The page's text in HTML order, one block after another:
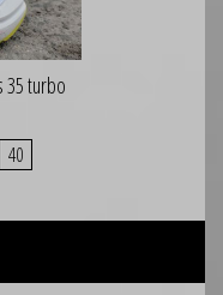
35 turbo
40